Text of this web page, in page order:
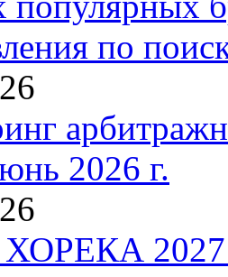
по
2026 г.
2027: